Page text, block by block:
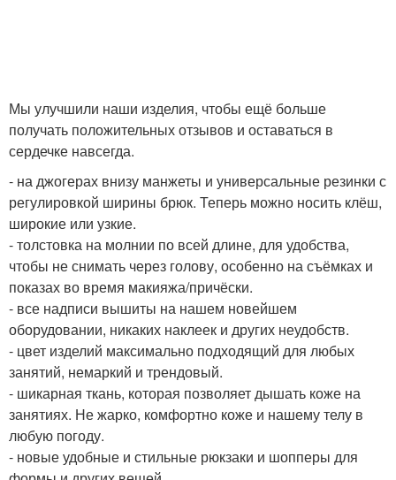
Мы улучшили наши изделия, чтобы ещё больше
получать положительных отзывов и оставаться в
сердечке навсегда.
- на джогерах внизу манжеты и универсальные резинки с
регулировкой ширины брюк. Теперь можно носить клёш,
широкие или узкие.
- толстовка на молнии по всей длине, для удобства,
чтобы не снимать через голову, особенно на съёмках и
показах во время макияжа/причёски.
- все надписи вышиты на нашем новейшем
оборудовании, никаких наклеек и других неудобств.
- цвет изделий максимально подходящий для любых
занятий, немаркий и трендовый.
- шикарная ткань, которая позволяет дышать коже на
занятиях. Не жарко, комфортно коже и нашему телу в
любую погоду.
- новые удобные и стильные рюкзаки и шопперы для